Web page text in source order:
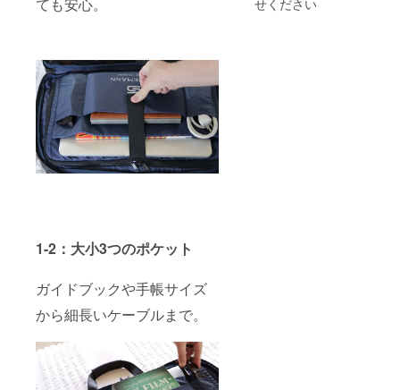
ても安心。
1-2：大小3つのポケット
ガイドブックや手帳サイズ
から細長いケーブルまで。